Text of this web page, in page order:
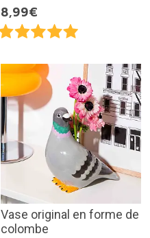
8,99€
Vase original en forme de
colombe